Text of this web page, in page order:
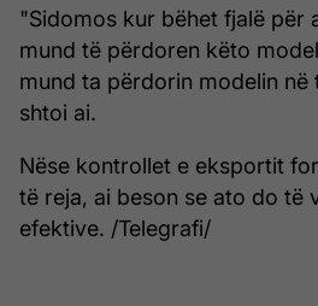
"Sidomos kur bëhet fjalë për
mund të përdoren këto
mund ta përdorin modelin në
shtoi ai.
Nëse kontrollet e eksportit
të reja, ai beson se ato do të
efektive. /Telegrafi/